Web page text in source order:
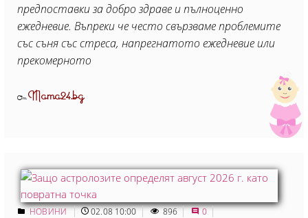
предпоставки за добро здраве и пълноценно
ежедневие. Въпреки че често свързваме проблемите
със съня със стреса, напрегнатото ежедневие или
прекомерното
ОтMama24.bg
НОВИНИ 02.08 10:00 896 0